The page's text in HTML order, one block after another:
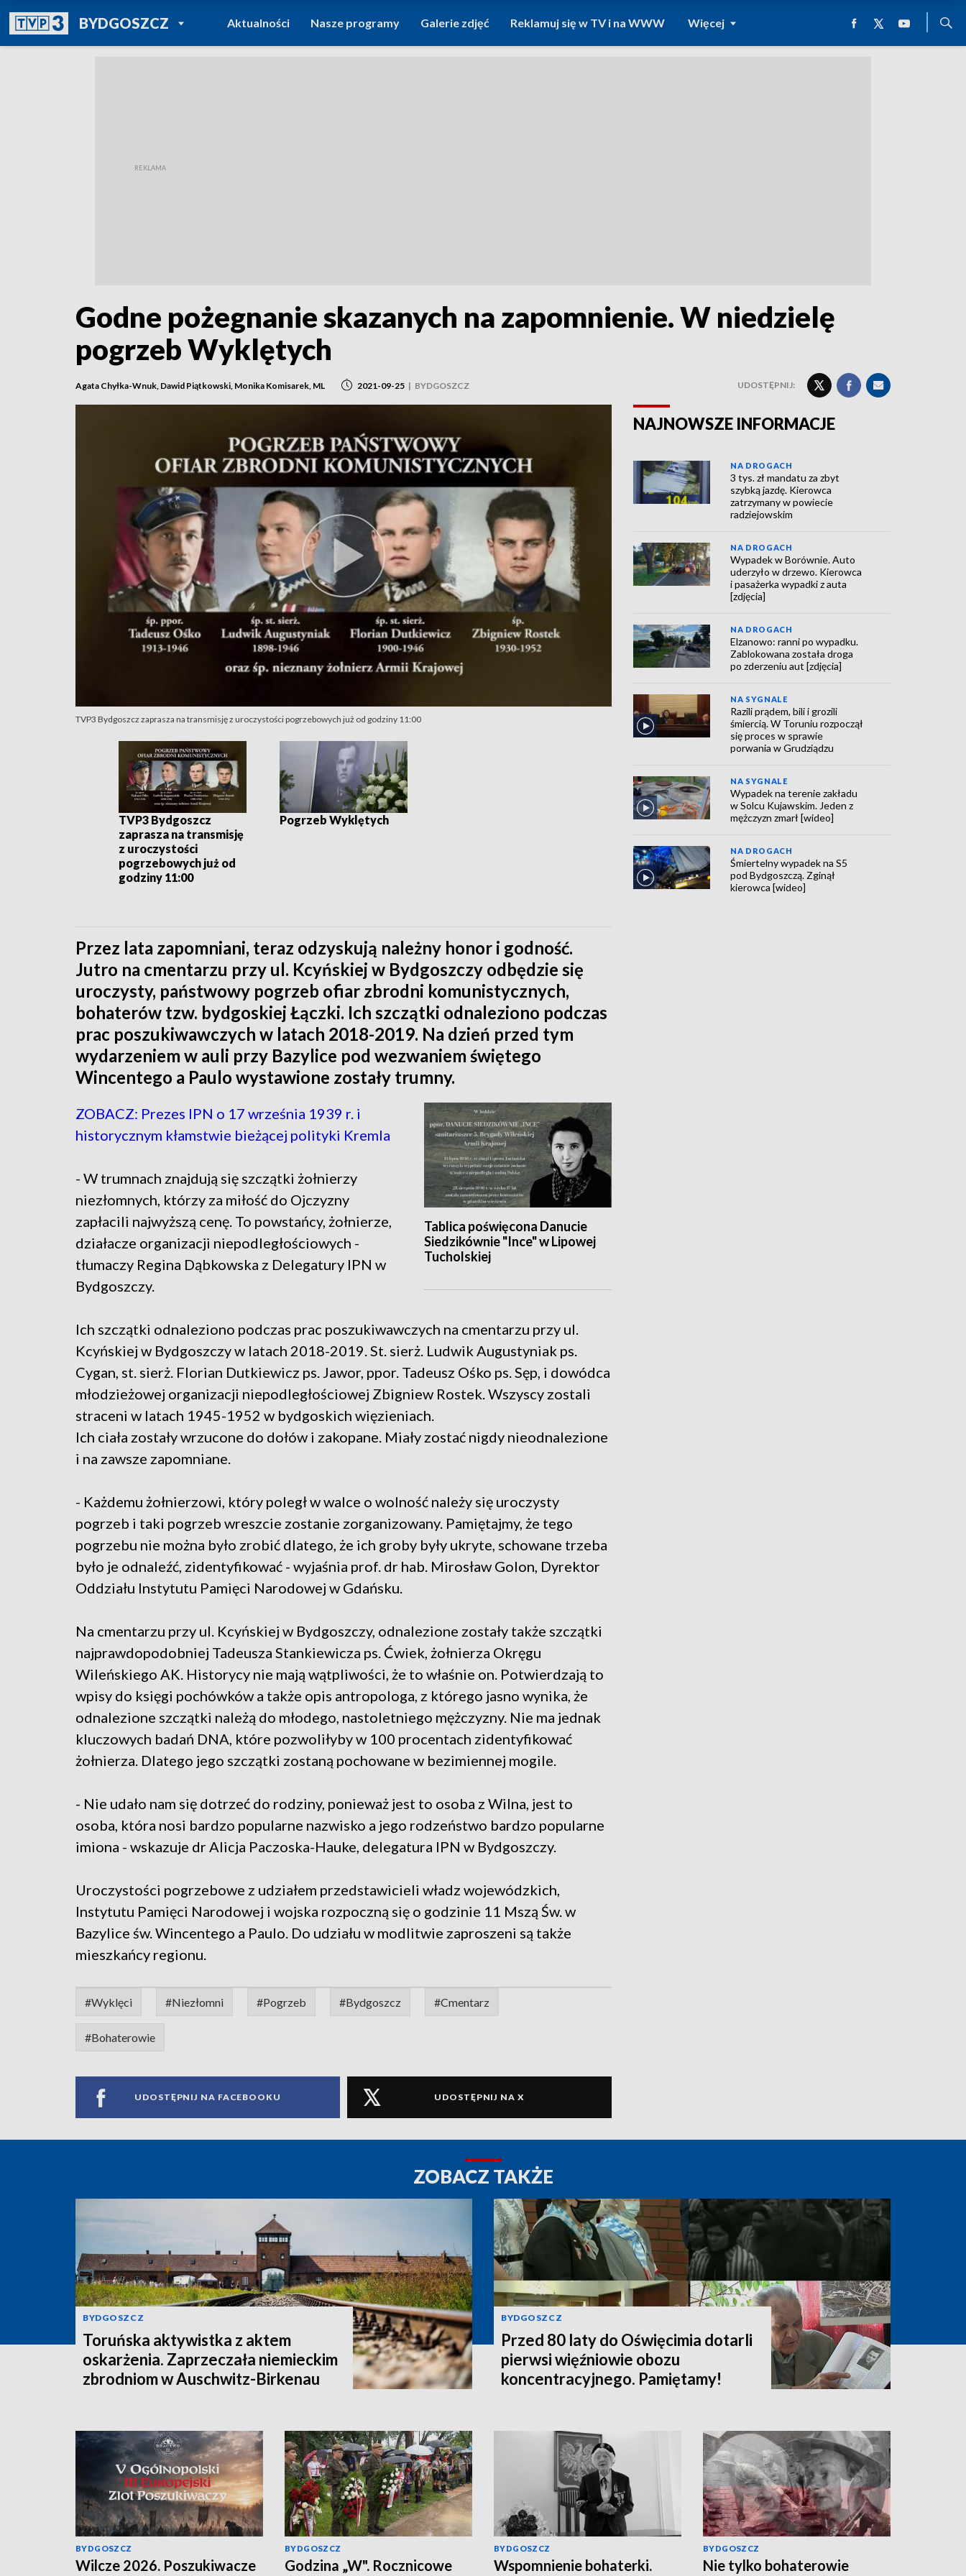
BYDGOSZCZPOWRÓT DO
TVP REGIONY
Aktualności Nasze programy Galerie zdjęć Reklamuj się w TV i na WWW Więcej
Godne pożegnanie skazanych na zapomnienie. W niedzielę
pogrzeb Wyklętych
Agata Chyłka-Wnuk, Dawid Piątkowski, Monika Komisarek, ML 2021-09-25 | BYDGOSZCZ UDOSTĘPNIJ:
TVP3 Bydgoszcz zaprasza na transmisję z uroczystości pogrzebowych już od godziny 11:00
TVP3 Bydgoszcz
zaprasza na transmisję
z uroczystości
pogrzebowych już od
godziny 11:00
Pogrzeb Wyklętych
Przez lata zapomniani, teraz odzyskują należny honor i godność.
Jutro na cmentarzu przy ul. Kcyńskiej w Bydgoszczy odbędzie się
uroczysty, państwowy pogrzeb ofiar zbrodni komunistycznych,
bohaterów tzw. bydgoskiej Łączki. Ich szczątki odnaleziono podczas
prac poszukiwawczych w latach 2018-2019. Na dzień przed tym
wydarzeniem w auli przy Bazylice pod wezwaniem świętego
Wincentego a Paulo wystawione zostały trumny.
Tablica poświęcona Danucie
Siedzikównie "Ince" w Lipowej
Tucholskiej
ZOBACZ: Prezes IPN o 17 września 1939 r. i
historycznym kłamstwie bieżącej polityki Kremla
- W trumnach znajdują się szczątki żołnierzy
niezłomnych, którzy za miłość do Ojczyzny
zapłacili najwyższą cenę. To powstańcy, żołnierze,
działacze organizacji niepodległościowych -
tłumaczy Regina Dąbkowska z Delegatury IPN w
Bydgoszczy.
Ich szczątki odnaleziono podczas prac poszukiwawczych na cmentarzu przy ul.
Kcyńskiej w Bydgoszczy w latach 2018-2019. St. sierż. Ludwik Augustyniak ps.
Cygan, st. sierż. Florian Dutkiewicz ps. Jawor, ppor. Tadeusz Ośko ps. Sęp, i dowódca
młodzieżowej organizacji niepodległościowej Zbigniew Rostek. Wszyscy zostali
straceni w latach 1945-1952 w bydgoskich więzieniach.
Ich ciała zostały wrzucone do dołów i zakopane. Miały zostać nigdy nieodnalezione
i na zawsze zapomniane.
- Każdemu żołnierzowi, który poległ w walce o wolność należy się uroczysty
pogrzeb i taki pogrzeb wreszcie zostanie zorganizowany. Pamiętajmy, że tego
pogrzebu nie można było zrobić dlatego, że ich groby były ukryte, schowane trzeba
było je odnaleźć, zidentyfikować - wyjaśnia prof. dr hab. Mirosław Golon, Dyrektor
Oddziału Instytutu Pamięci Narodowej w Gdańsku.
Na cmentarzu przy ul. Kcyńskiej w Bydgoszczy, odnalezione zostały także szczątki
najprawdopodobniej Tadeusza Stankiewicza ps. Ćwiek, żołnierza Okręgu
Wileńskiego AK. Historycy nie mają wątpliwości, że to właśnie on. Potwierdzają to
wpisy do księgi pochówków a także opis antropologa, z którego jasno wynika, że
odnalezione szczątki należą do młodego, nastoletniego mężczyzny. Nie ma jednak
kluczowych badań DNA, które pozwoliłyby w 100 procentach zidentyfikować
żołnierza. Dlatego jego szczątki zostaną pochowane w bezimiennej mogile.
- Nie udało nam się dotrzeć do rodziny, ponieważ jest to osoba z Wilna, jest to
osoba, która nosi bardzo popularne nazwisko a jego rodzeństwo bardzo popularne
imiona - wskazuje dr Alicja Paczoska-Hauke, delegatura IPN w Bydgoszczy.
Uroczystości pogrzebowe z udziałem przedstawicieli władz wojewódzkich,
Instytutu Pamięci Narodowej i wojska rozpoczną się o godzinie 11 Mszą Św. w
Bazylice św. Wincentego a Paulo. Do udziału w modlitwie zaproszeni są także
mieszkańcy regionu.
#Wyklęci #Niezłomni #Pogrzeb #Bydgoszcz #Cmentarz
#Bohaterowie
UDOSTĘPNIJ NA FACEBOOKU UDOSTĘPNIJ NA X
NAJNOWSZE INFORMACJE
NA DROGACH
3 tys. zł mandatu za zbyt
szybką jazdę. Kierowca
zatrzymany w powiecie
radziejowskim
NA DROGACH
Wypadek w Borównie. Auto
uderzyło w drzewo. Kierowca
i pasażerka wypadki z auta
[zdjęcia]
NA DROGACH
Elzanowo: ranni po wypadku.
Zablokowana została droga
po zderzeniu aut [zdjęcia]
NA SYGNALE
Razili prądem, bili i grozili
śmiercią. W Toruniu rozpoczął
się proces w sprawie
porwania w Grudziądzu
NA SYGNALE
Wypadek na terenie zakładu
w Solcu Kujawskim. Jeden z
mężczyzn zmarł [wideo]
NA DROGACH
Śmiertelny wypadek na S5
pod Bydgoszczą. Zginął
kierowca [wideo]
ZOBACZ TAKŻE
BYDGOSZCZ
Toruńska aktywistka z aktem
oskarżenia. Zaprzeczała niemieckim
zbrodniom w Auschwitz-Birkenau
BYDGOSZCZ
Przed 80 laty do Oświęcimia dotarli
pierwsi więźniowie obozu
koncentracyjnego. Pamiętamy!
BYDGOSZCZ
Wilcze 2026. Poszukiwacze
BYDGOSZCZ
Godzina „W". Rocznicowe
BYDGOSZCZ
Wspomnienie bohaterki.
BYDGOSZCZ
Nie tylko bohaterowie